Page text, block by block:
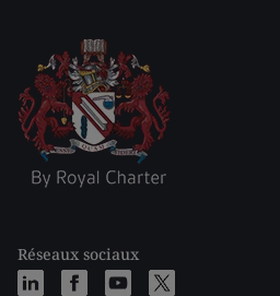
Réseaux sociaux